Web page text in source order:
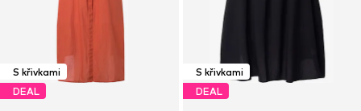
S křivkami
DEAL
S křivkami
DEAL